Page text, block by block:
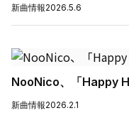
新曲情報2026.5.6
NooNico、「Happy
新曲情報2026.2.1